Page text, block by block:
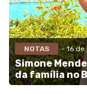
NOTAS - 16 de
Simone
da família no